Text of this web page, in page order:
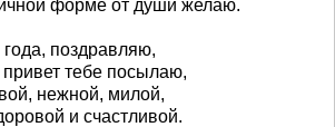
форме от души желаю.
года, поздравляю,
тебе посылаю,
нежной, милой,
и счастливой.